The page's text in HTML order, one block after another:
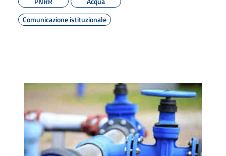
Comunicazione istituzionale